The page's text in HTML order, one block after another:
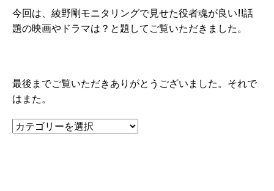
今回は、綾野剛モニタリングで見せた役者魂が良い!!話
題の映画やドラマは？と題してご覧いただきました。
最後までご覧いただきありがとうございました。それで
はまた。
カ